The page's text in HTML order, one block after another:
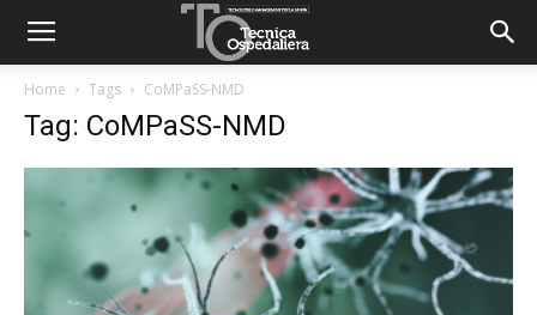
Home Tags CoMPaSS-NMD
Tag: CoMPaSS-NMD